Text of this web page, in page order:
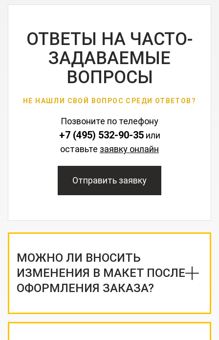
ОТВЕТЫ НА ЧАСТО-
ЗАДАВАЕМЫЕ
ВОПРОСЫ
НЕ НАШЛИ СВОЙ ВОПРОС СРЕДИ ОТВЕТОВ?
Позвоните по телефону
+7 (495) 532-90-35или
оставьте заявку онлайн
Отправить заявку
МОЖНО ЛИ ВНОСИТЬ
ИЗМЕНЕНИЯ В МАКЕТ ПОСЛЕ
ОФОРМЛЕНИЯ ЗАКАЗА?